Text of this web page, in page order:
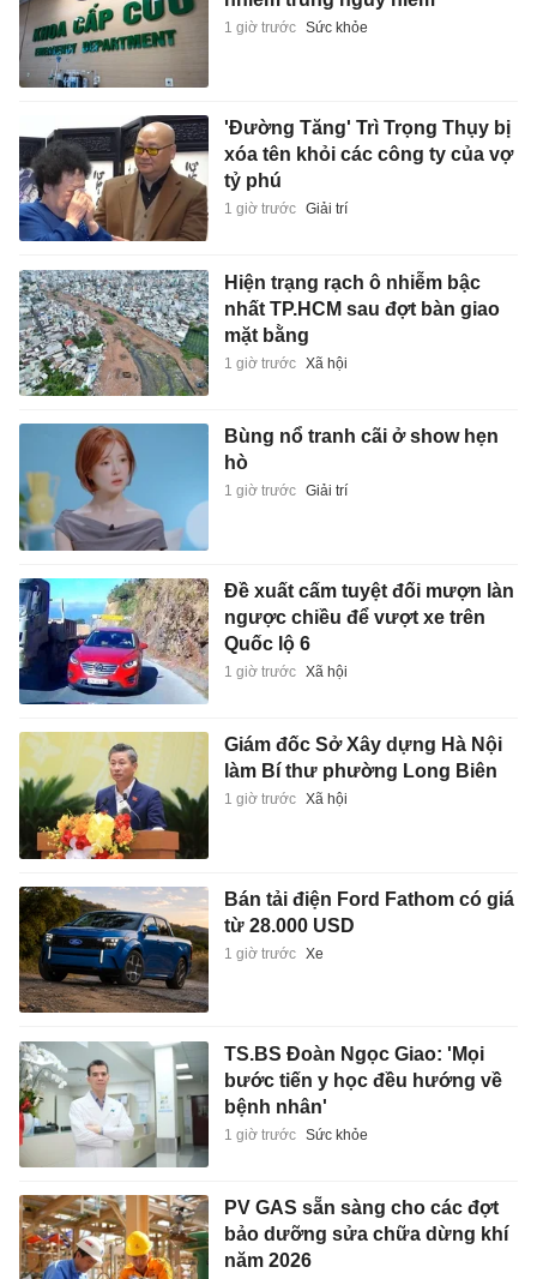
1 giờ trước Sức khỏe
'Đường Tăng' Trì Trọng Thụy bị
xóa tên khỏi các công ty của vợ
tỷ phú
1 giờ trước Giải trí
Hiện trạng rạch ô nhiễm bậc
nhất TP.HCM sau đợt bàn giao
mặt bằng
1 giờ trước Xã hội
Bùng nổ tranh cãi ở show hẹn
hò
1 giờ trước Giải trí
Đề xuất cấm tuyệt đối mượn làn
ngược chiều để vượt xe trên
Quốc lộ 6
1 giờ trước Xã hội
Giám đốc Sở Xây dựng Hà Nội
làm Bí thư phường Long Biên
1 giờ trước Xã hội
Bán tải điện Ford Fathom có giá
từ 28.000 USD
1 giờ trước Xe
TS.BS Đoàn Ngọc Giao: 'Mọi
bước tiến y học đều hướng về
bệnh nhân'
1 giờ trước Sức khỏe
PV GAS sẵn sàng cho các đợt
bảo dưỡng sửa chữa dừng khí
năm 2026